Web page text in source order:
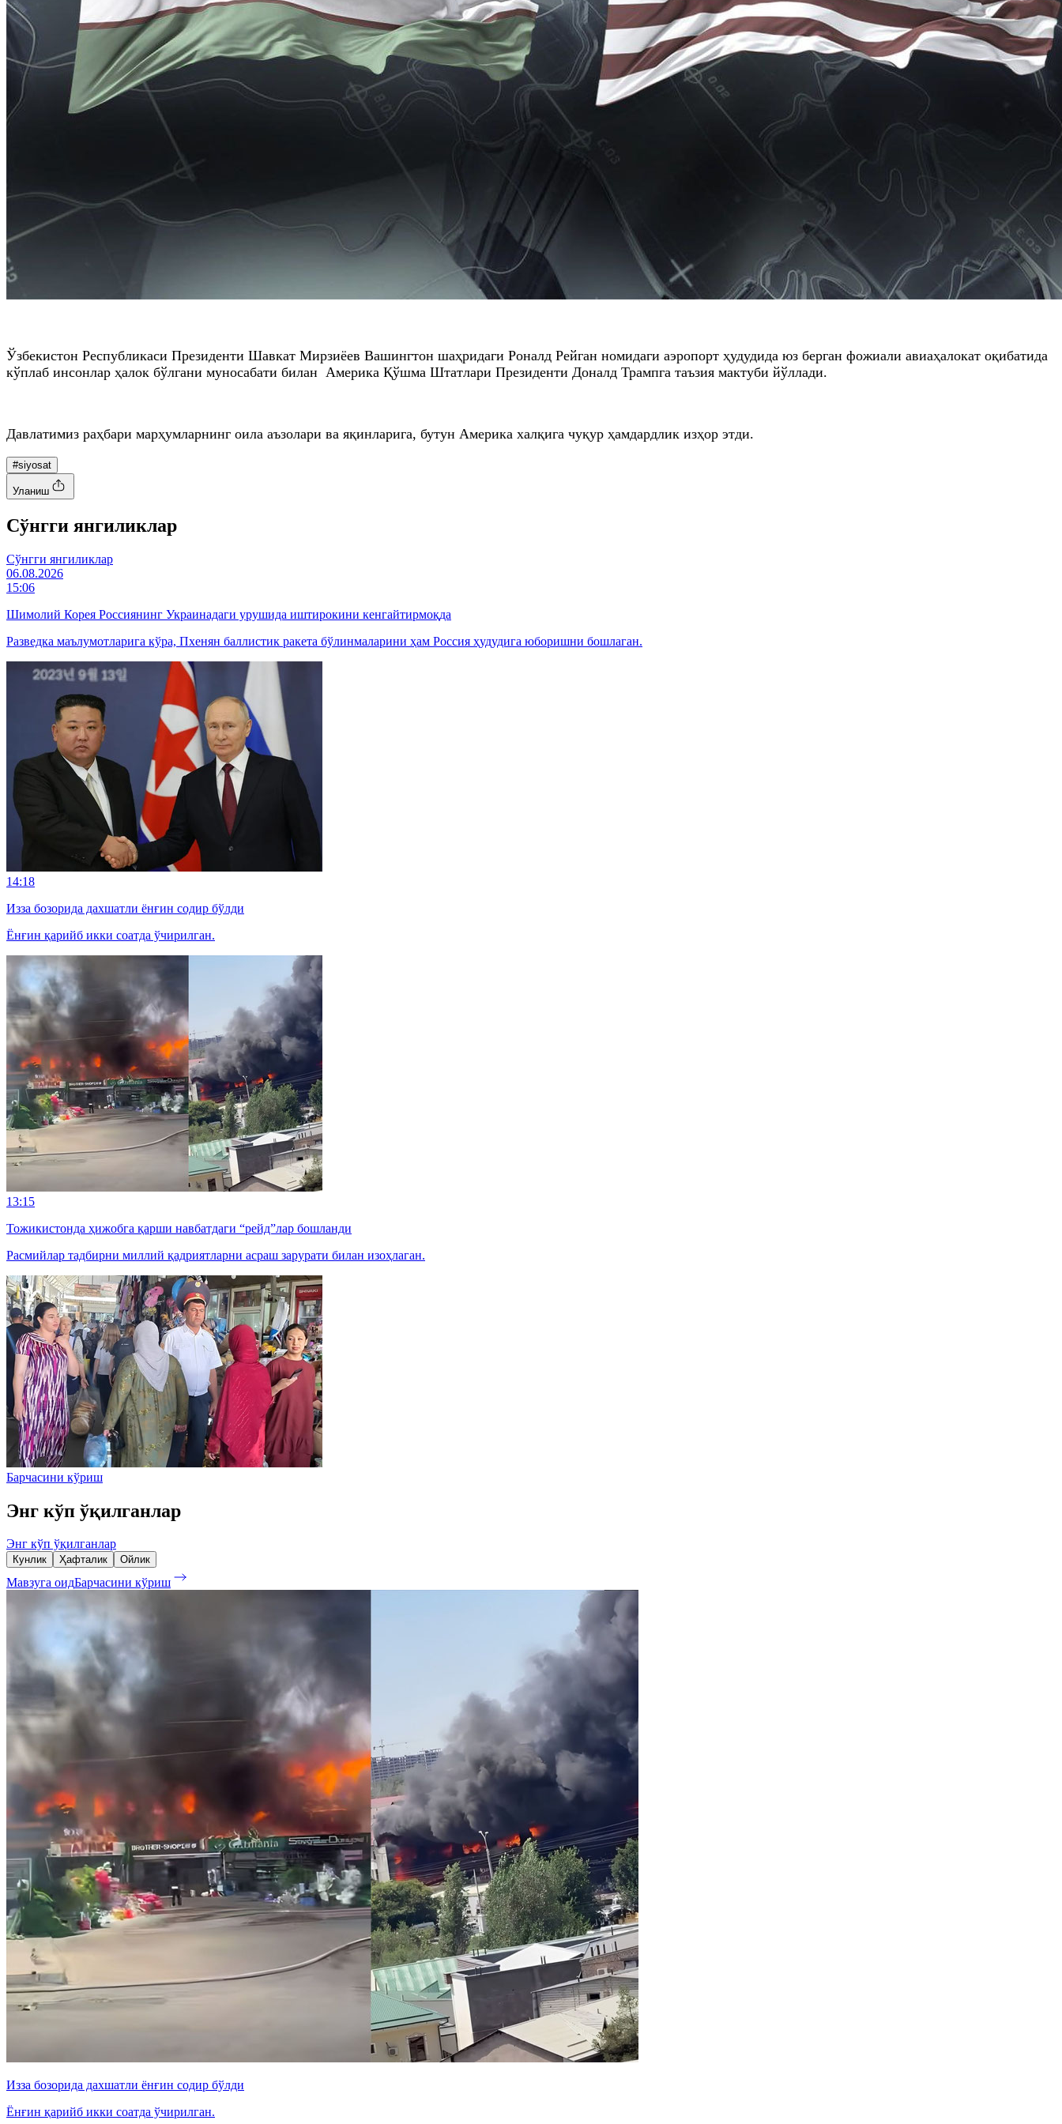
Ўзбекистон Республикаси Президенти Шавкат Мирзиёев Вашингтон шаҳридаги Роналд Рейган номидаги аэропорт ҳудудида юз берган фожиали авиаҳалокат оқибатида
кўплаб инсонлар ҳалок бўлгани муносабати билан Америка Қўшма Штатлари Президенти Доналд Трампга таъзия мактуби йўллади.
Давлатимиз раҳбари марҳумларнинг оила аъзолари ва яқинларига, бутун Америка халқига чуқур ҳамдардлик изҳор этди.
#siyosat
Уланиш
Cўнгги янгиликлар
Cўнгги янгиликлар
06.08.2026
15:06
Шимолий Корея Россиянинг Украинадаги урушида иштирокини кенгайтирмоқда
Разведка маълумотларига кўра, Пхенян баллистик ракета бўлинмаларини ҳам Россия ҳудудига юборишни бошлаган.
14:18
Изза бозорида дахшатли ёнғин содир бўлди
Ёнғин қарийб икки соатда ўчирилган.
13:15
Тожикистонда ҳижобга қарши навбатдаги “рейд”лар бошланди
Расмийлар тадбирни миллий қадриятларни асраш зарурати билан изоҳлаган.
Барчасини кўриш
Энг кўп ўқилганлар
Энг кўп ўқилганлар
Кунлик Ҳафталик Ойлик
Мавзуга оидБарчасини кўриш
Изза бозорида дахшатли ёнғин содир бўлди
Ёнғин қарийб икки соатда ўчирилган.